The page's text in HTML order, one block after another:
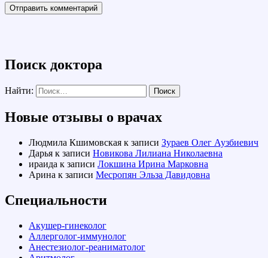
Поиск доктора
Найти:
Новые отзывы о врачах
Людмила Кшимовская к записи Зураев Олег Аузбиевич
Дарья к записи Новикова Лилиана Николаевна
ираида к записи Локшина Ирина Марковна
Арина к записи Месропян Эльза Давидовна
Специальности
Акушер-гинеколог
Аллерголог-иммунолог
Анестезиолог-реаниматолог